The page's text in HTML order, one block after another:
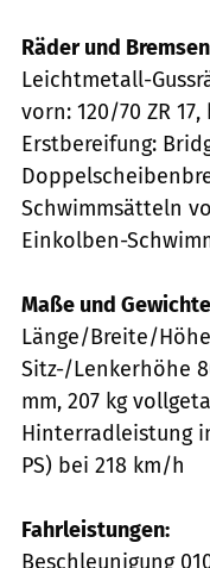
Räder und
Leichtmetall-
vorn: 120/70 ZR
Erstbereifung:
Schwimmsätteln
Einkolben-
Maße und
Länge/Breite/
Sitz-/Lenkerhöhe
mm, 207 kg
Hinterradleistung
PS) bei 218 km/h
Fahrleistungen:
Beschleunigung